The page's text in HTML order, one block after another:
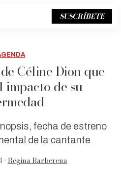
SUSCRÍBETE
Céline Dion que
de su
fecha de estreno
de la cantante
Regina Barberena